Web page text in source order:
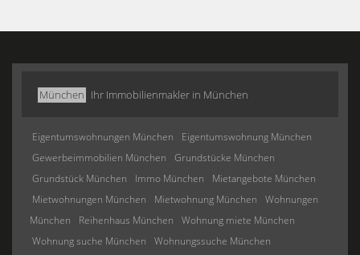
München Ihr Immobilienmakler in München
Eigentumswohnungen München
Eigentumswohnung München
Gewerbeimmobilien München
Grundstücke München
Grundstück München
Immo München
Mietangebote München
Mietwohnungen München
Mietwohnung München
Wohnungen
München
Reihenhaus München
Wohnung miete München
Wohnung suche München
Wohnungssuche München